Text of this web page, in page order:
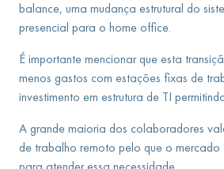
balance, uma mudança estrutural do
presencial para o home office.
É importante mencionar que esta
menos gastos com estações fixas de
investimento em estrutura de TI
A grande maioria dos colaboradores
de trabalho remoto pelo que o mercado